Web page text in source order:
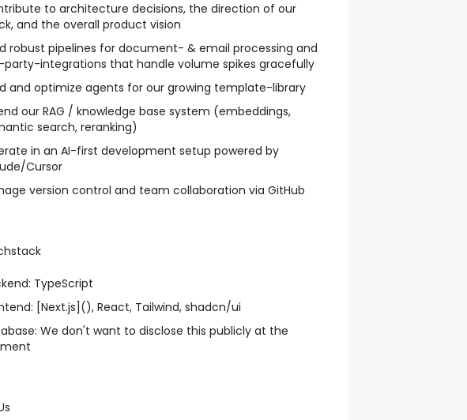
to architecture decisions, the direction of our
and the overall product vision
robust pipelines for document- & email processing and
party-integrations that handle volume spikes gracefully
and optimize agents for our growing template-library
our RAG / knowledge base system (embeddings,
search, reranking)
in an AI-first development setup powered by
Cursor
version control and team collaboration via GitHub
TypeScript
[Next.js](), React, Tailwind, shadcn/ui
We don't want to disclose this publicly at the